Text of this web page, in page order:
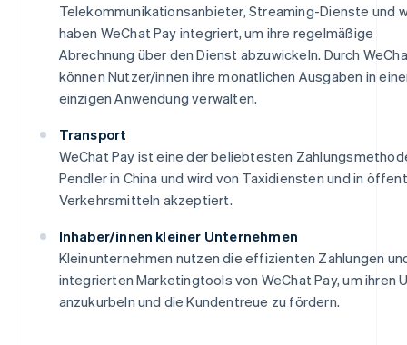
Telekommunikationsanbieter, Streaming-Dienste und
haben WeChat Pay integriert, um ihre regelmäßige
Abrechnung über den Dienst abzuwickeln. Durch
können Nutzer/innen ihre monatlichen Ausgaben in
einzigen Anwendung verwalten.
Transport
WeChat Pay ist eine der beliebtesten
Pendler in China und wird von Taxidiensten und in
Verkehrsmitteln akzeptiert.
Inhaber/innen kleiner Unternehmen
Kleinunternehmen nutzen die effizienten Zahlungen
integrierten Marketingtools von WeChat Pay, um ihren
anzukurbeln und die Kundentreue zu fördern.